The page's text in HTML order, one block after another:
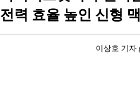
전력 효율 높인 신형
이상호 기자